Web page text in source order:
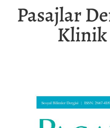
Pasajlar
Klinik